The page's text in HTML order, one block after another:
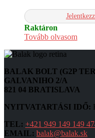
Raktáron
Tovább olvasom
BALAK BOLT (G2P
GALVANIHO 2/A
821 04 BRATISLAVA
NYITVATARTÁSI IDŐ:
TEL: +421 949 149 149
EMAIL: balak@balak.sk